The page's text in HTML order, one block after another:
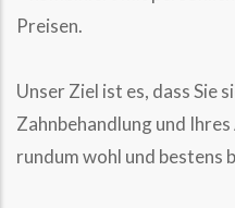
Preisen.
Unser Ziel ist es, dass Sie
Zahnbehandlung und
rundum wohl und bestens